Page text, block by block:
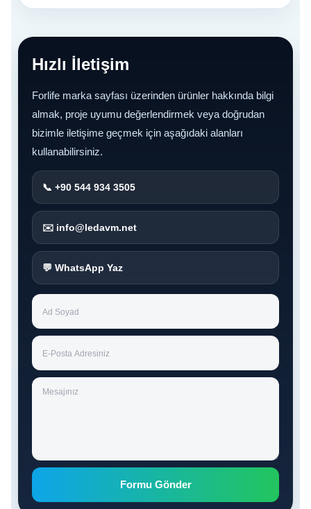
Hızlı İletişim
Forlife marka sayfası üzerinden ürünler hakkında bilgi
almak, proje uyumu değerlendirmek veya doğrudan
bizimle iletişime geçmek için aşağıdaki alanları
kullanabilirsiniz.
📞 +90 544 934 3505
✉️ info@ledavm.net
💬 WhatsApp Yaz
Formu Gönder